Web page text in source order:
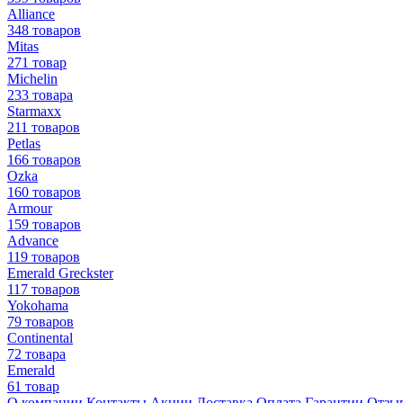
Alliance
348 товаров
Mitas
271 товар
Michelin
233 товара
Starmaxx
211 товаров
Petlas
166 товаров
Ozka
160 товаров
Armour
159 товаров
Advance
119 товаров
Emerald Greckster
117 товаров
Yokohama
79 товаров
Continental
72 товара
Emerald
61 товар